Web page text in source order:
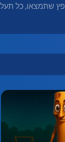
שתמצאו, כל